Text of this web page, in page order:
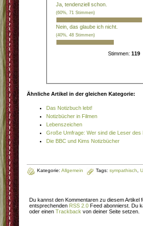
Ja, tendenziell schon.
(60%, 71 Stimmen)
Nein, das glaube ich nicht.
(40%, 48 Stimmen)
Stimmen: 119
Ähnliche Artikel in der gleichen Kategorie:
Das Notizbuch lebt!
Notizbücher in Filmen
Lebenszeichen
Große Umfrage: Wer sind die Leser des
Die BBC und Kims Notizbücher
Kategorie: Allgemein Tags: sympathisch,
Du kannst den Kommentaren zu diesem Artikel
entsprechenden RSS 2.0 Feed abonnierst. Du
oder einen Trackback von deiner Seite setzen.